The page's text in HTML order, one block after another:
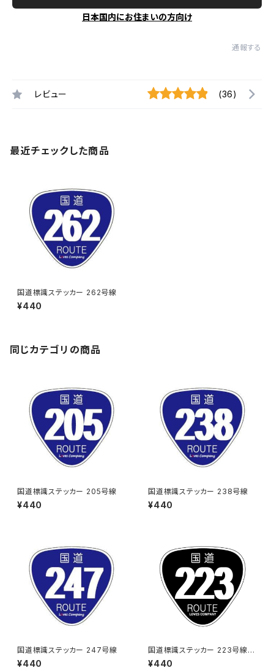
日本国内にお住まいの方向け
通報する
レビュー (36)
最近チェックした商品
国道標識ステッカー 262号線
¥440
同じカテゴリの商品
国道標識ステッカー 205号線
¥440
国道標識ステッカー 238号線
¥440
国道標識ステッカー 247号線
¥440
国道標識ステッカー 223号線
（ブラック）
¥440